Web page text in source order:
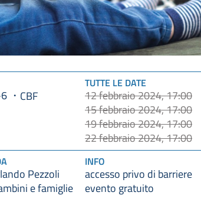
CBF
TUTTE LE DATE
12 febbraio 2024, 17:00
15 febbraio 2024, 17:00
19 febbraio 2024, 17:00
22 febbraio 2024, 17:00
Pezzoli
e famiglie
INFO
accesso privo di barriere
evento gratuito